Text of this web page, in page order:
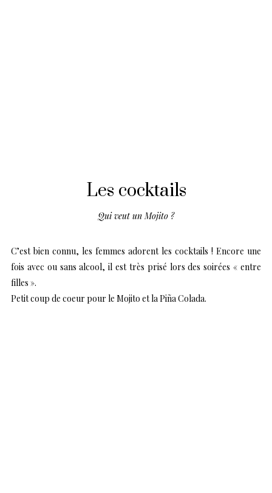
Les cocktails
Qui veut un Mojito ?
C’est bien connu, les femmes adorent les cocktails ! Encore une
fois avec ou sans alcool, il est très prisé lors des soirées « entre
filles ».
Petit coup de coeur pour le Mojito et la Piña Colada.